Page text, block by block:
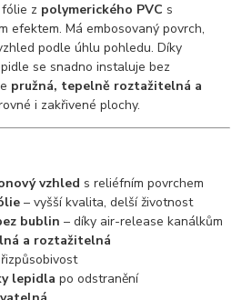
z polymerického PVC s
efektem. Má embosovaný povrch,
podle úhlu pohledu. Díky
se snadno instaluje bez
pružná, tepelně roztažitelná a
i zakřivené plochy.
vzhled s reliéfním povrchem
– vyšší kvalita, delší životnost
bublin – díky air-release kanálkům
a roztažitelná
lepidla po odstranění